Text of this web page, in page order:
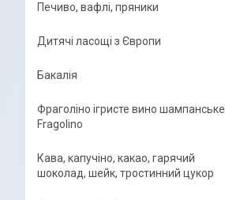
Печиво, вафлі, пряники
Дитячі ласощі з Європи
Бакалія
Фраголіно ігристе вино шампанське
Fragolino
Кава, капучіно, какао, гарячий
шоколад, шейк, тростинний цукор